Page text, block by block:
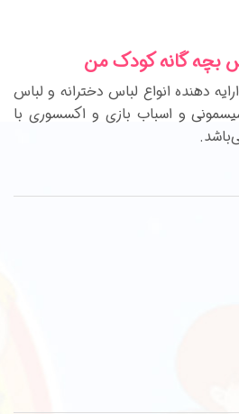
بچه گانه کودک من
دهنده انواع لباس دخترانه و لباس
و اسباب بازی و اکسسوری با